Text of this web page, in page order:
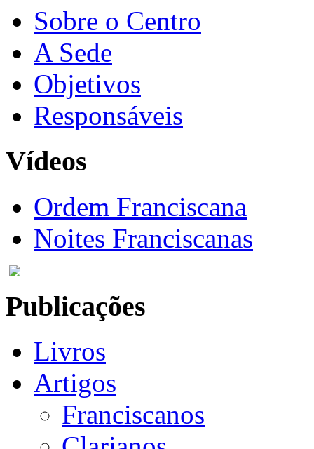
Sobre o Centro
A Sede
Objetivos
Responsáveis
Vídeos
Ordem Franciscana
Noites Franciscanas
Publicações
Livros
Artigos
Franciscanos